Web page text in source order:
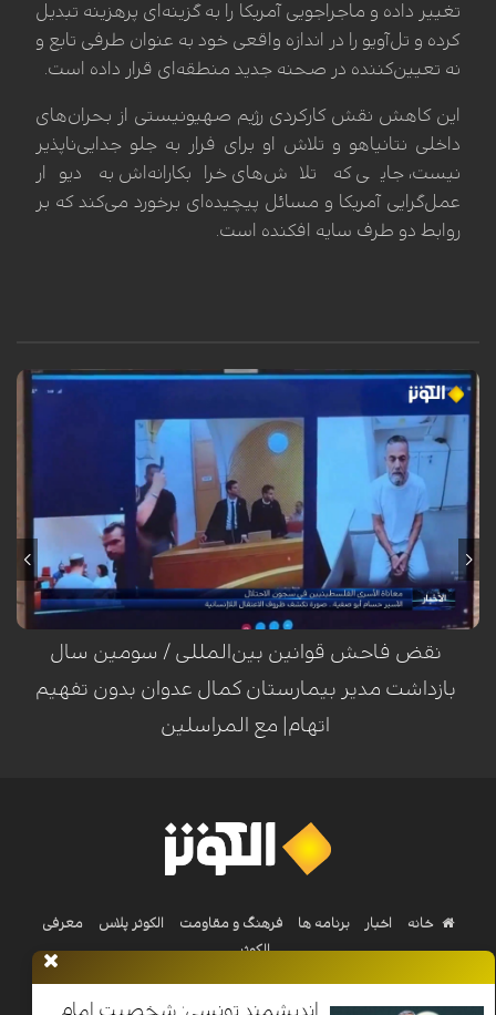
تغییر داده و ماجراجویی آمریکا را به گزینه‌ای پرهزینه تبدیل
کرده و تل‌آویو را در اندازه واقعی خود به عنوان طرفی تابع و
نه تعیین‌کننده در صحنه جدید منطقه‌ای قرار داده است.
این کاهش نقش کارکردی رژیم صهیونیستی از بحران‌های
داخلی نتانیاهو و تلاش او برای فرار به جلو جدایی‌ناپذیر
نیست، جایی که تلاش‌های خرابکارانه‌اش به دیوار
عمل‌گرایی آمریکا و مسائل پیچیده‌ای برخورد می‌کند که بر
روابط دو طرف سایه افکنده است.
برای اولین بار از زمان بازداشتش، تصویری از دکتر حسام ابوصفیه، مدیر
بیمارستان کمال عدوان در شمال غزه، منتشر شده است. این تصویر که تنها
چند ثانیه بیشتر نیست، حجم فاجعه‌بار شکنجه و آزار اسیران فلسطینی در
۱۴۰۳) و در حین انجام وظیفه بازداشت شده، اکنون سومین سال بازداشت خود را
بدون هیچ اتهام و محاکمه‌ای سپری می‌کند. او بر اساس گزارش اسیران آزادشده،
از همان لحظات نخست بازداشت، مورد ضرب‌وشتم شدید، شکنجه و تحقیر
قرار گرفته است.
نقض فاحش قوانین بین‌المللی / سومین سال
بازداشت مدیر بیمارستان کمال عدوان بدون تفهیم
اتهام| مع المراسلین
اندیشمند تونسی: شخصیت امام
خانه اخبار برنامه ها فرهنگ و مقاومت الکوثر پلاس
معرفی
الکوثر